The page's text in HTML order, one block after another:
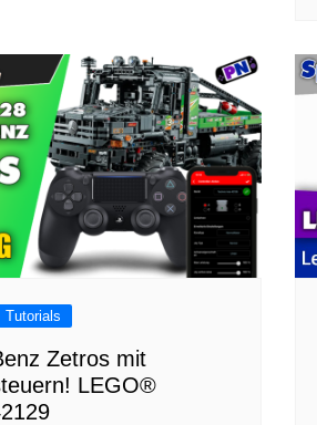
Tutorials
Zetros mit
LEGO®